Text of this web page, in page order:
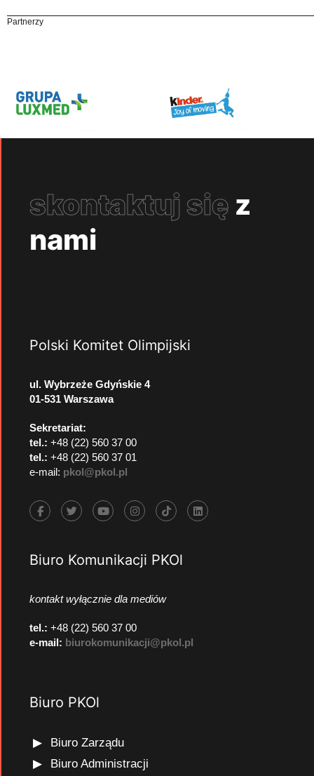
Partnerzy
skontaktuj się z
nami
Polski Komitet Olimpijski
ul. Wybrzeże Gdyńskie 4
01-531 Warszawa
Sekretariat:
tel.: +48 (22) 560 37 00
tel.: +48 (22) 560 37 01
e-mail: pkol@pkol.pl
Biuro Komunikacji PKOl
kontakt wyłącznie dla mediów
tel.: +48 (22) 560 37 00
e-mail: biurokomunikacji@pkol.pl
Biuro PKOl
Biuro Zarządu
Biuro Administracji